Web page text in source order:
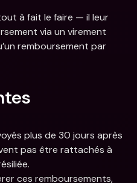
à fait le faire — il leur
via un virement
remboursement par
plus de 30 jours après
pas être rattachés à
ces remboursements,